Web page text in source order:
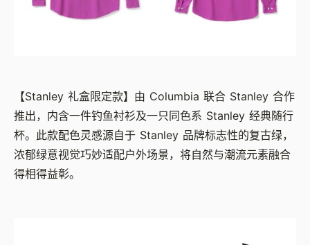
【Stanley 礼盒限定款】由 Columbia 联合 Stanley 合作
推出，内含一件钓鱼衬衫及一只同色系 Stanley 经典随行
杯。此款配色灵感源自于 Stanley 品牌标志性的复古绿，
浓郁绿意视觉巧妙适配户外场景，将自然与潮流元素融合
得相得益彰。